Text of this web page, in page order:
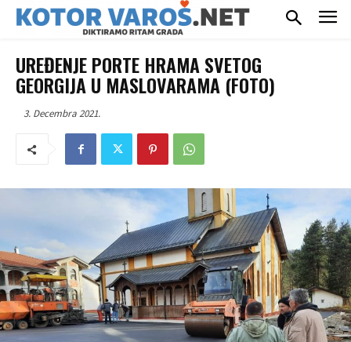
UREĐENJE PORTE HRAMA SVETOG
GEORGIJA U MASLOVARAMA (FOTO)
3. Decembra 2021.